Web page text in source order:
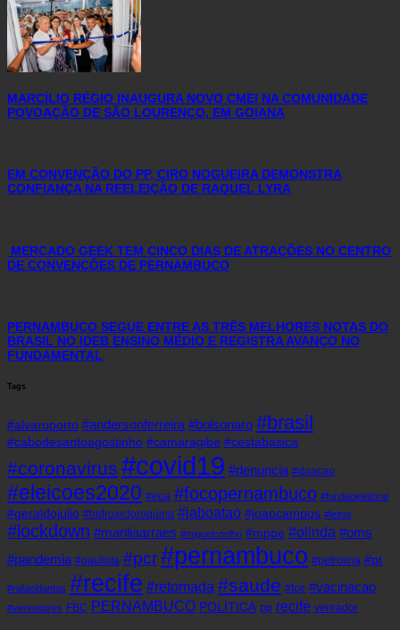
MARCÍLIO RÉGIO INAUGURA NOVO CMEI NA COMUNIDADE
POVOAÇÃO DE SÃO LOURENÇO, EM GOIANA
EM CONVENÇÃO DO PP, CIRO NOGUEIRA DEMONSTRA
CONFIANÇA NA REELEIÇÃO DE RAQUEL LYRA
MERCADO GEEK TEM CINCO DIAS DE ATRAÇÕES NO CENTRO
DE CONVENÇÕES DE PERNAMBUCO
PERNAMBUCO SEGUE ENTRE AS TRÊS MELHORES NOTAS DO
BRASIL NO IDEB ENSINO MÉDIO E REGISTRA AVANÇO NO
FUNDAMENTAL
Tags
#alvaroporto #andersonferreira #bolsonaro #brasil
#cabodesantoagostinho #camaragibe #cestabasica
#coronavirus #covid19 #denuncia #doacao
#eleicoes2020 #eua #focopernambuco #fundaoeleitoral
#geraldojulio #hidroxicloroquina #jaboatao #joaocampos #leitos
#lockdown #mariliaarraes #miguelcoelho #mppe #olinda #oms
#pandemia #paulista #pcr#pernambuco #petrolina #pt
#rafaeldantas #recife #retomada #saude #tce #vacinacao
#vereadores FBC PERNAMBUCO POLÍTICA pp recife vereador